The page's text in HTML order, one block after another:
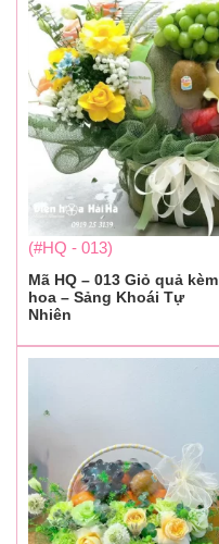
(#HQ - 013)
Mã HQ – 013 Giỏ quả kèm
hoa – Sảng Khoái Tự
Nhiên